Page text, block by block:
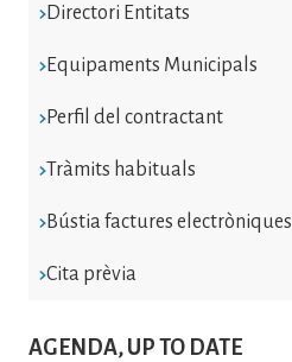
Directori Entitats
Equipaments Municipals
Perfil del contractant
Tràmits habituals
Bústia factures electròniques
Cita prèvia
AGENDA, UP TO DATE